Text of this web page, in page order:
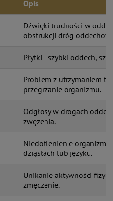
Opis
Dźwięki trudności w
obstrukcji dróg
Płytki i szybki oddech,
Problem z utrzymaniem
przegrzanie organizmu.
Odgłosy w drogach
zwężenia.
Niedotlenienie
dziąsłach lub języku.
Unikanie aktywności
zmęczenie.